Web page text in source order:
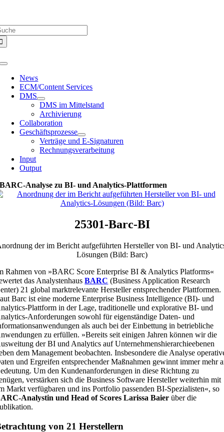
springen
Toggle
Navigation
News
ECM/Content Services
DMS
DMS im Mittelstand
Archivierung
Collaboration
Geschäftsprozesse
Verträge und E-Signaturen
Rechnungsverarbeitung
Input
Output
BARC-Analyse zu BI- und Analytics-Plattformen
25301-Barc-BI
der im Bericht aufgeführten Hersteller von BI- und
Lösungen (Bild: Barc)
Rahmen von »BARC Score Enterprise BI & Analytics Platforms«
das AnalystenhausBARC (Business Application Research
21 global marktrelevante Hersteller entsprechender Plattformen.
Barc ist eine moderne Enterprise Business Intelligence (BI)- und
Plattform in der Lage, traditionelle und explorative BI- und
Anforderungen sowohl für eigenständige Daten- und
als auch bei der Einbettung in betriebliche
zu erfüllen. »Bereits seit einigen Jahren können wir die
der BI und Analytics auf Unternehmenshierarchieebenen
dem Management beobachten. Insbesondere die Analyse
und Ergreifen entsprechender Maßnahmen gewinnt immer mehr
Um den Kundenanforderungen in diese Richtung zu
verstärken sich die Business Software Hersteller weiterhin mit
Markt verfügbaren und ins Portfolio passenden BI-Spezialisten«, so
Analystin und Head of Scores Larissa Baier über die
von 21 Herstellern